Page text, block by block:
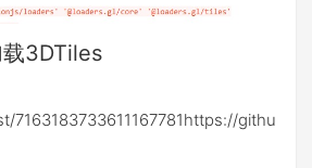
3DTiles
7163183733611167781https://githu